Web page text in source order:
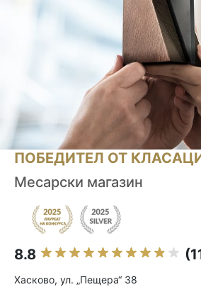
ПОБЕДИТЕЛ ОТ
Месарски магазин
8.8
Хасково, ул. „Пещера“ 38